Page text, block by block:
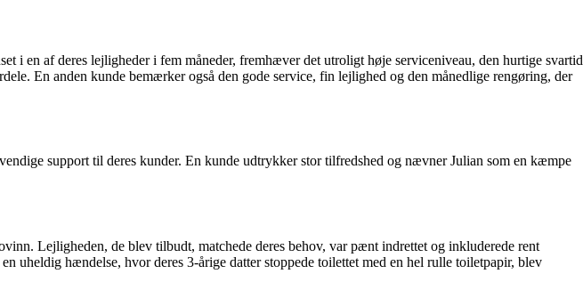
i en af deres lejligheder i fem måneder, fremhæver det utroligt høje serviceniveau, den hurtige svartid
En anden kunde bemærker også den gode service, fin lejlighed og den månedlige rengøring, der
support til deres kunder. En kunde udtrykker stor tilfredshed og nævner Julian som en kæmpe
Lejligheden, de blev tilbudt, matchede deres behov, var pænt indrettet og inkluderede rent
uheldig hændelse, hvor deres 3-årige datter stoppede toilettet med en hel rulle toiletpapir, blev